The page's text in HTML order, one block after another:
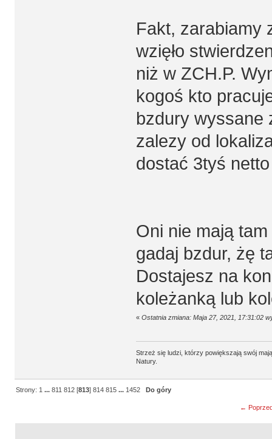
Fakt, zarabiamy
wzięło
niż w ZCH.P.
kogoś kto
bzdury wyssane
zalezy od
dostać 3tyś
Oni nie mają
gadaj bzdur, żę
Dostajesz na
koleżanką lub
« Ostatnia zmiana: Maja 27, 2021, 17:31:02
Strzeż się ludzi, którzy powiększają swój
Natury.
Strony: 1 ...811 812 [813]814 815 ... 1452 Do góry
←